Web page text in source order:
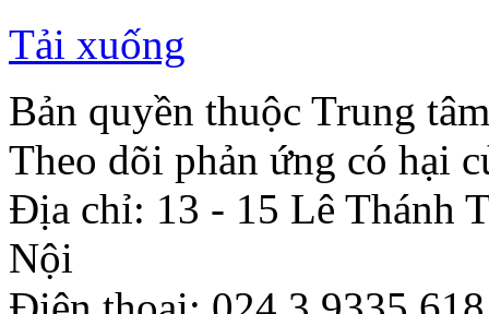
Tải xuống
Bản quyền thuộc Trung
Theo dõi phản ứng có hại
Địa chỉ: 13 - 15 Lê Thánh
Nội